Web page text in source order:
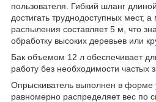
пользователя. Гибкий шланг
достигать труднодоступных мест,
распыления составляет 5 м, что
обработку высоких деревьев или
Бак объемом 12 л обеспечивает
работу без необходимости частых
Опрыскиватель выполнен в форме
равномерно распределяет вес по